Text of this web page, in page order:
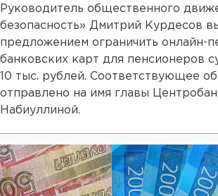
Руководитель общественного
безопасность» Дмитрий Курдесов
предложением ограничить онлайн-
банковских карт для пенсионеров
10 тыс. рублей. Соответствующее
отправлено на имя главы
Набиуллиной.